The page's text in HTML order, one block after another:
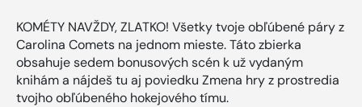
KOMÉTY NAVŽDY, ZLATKO! Všetky tvoje obľúbené páry z
Carolina Comets na jednom mieste. Táto zbierka
obsahuje sedem bonusových scén k už vydaným
knihám a nájdeš tu aj poviedku Zmena hry z prostredia
tvojho obľúbeného hokejového tímu.